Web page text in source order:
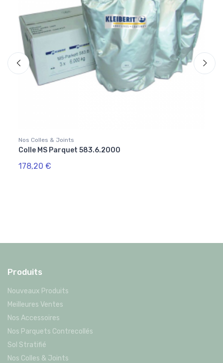
Nos Colles & Joints
Colle MS Parquet 583.6.2000
178,20 €
Produits
Nouveaux Produits
Meilleures Ventes
Nos Accessoires
Nos Parquets Contrecollés
Sol Stratifié
Nos Colles & Joints